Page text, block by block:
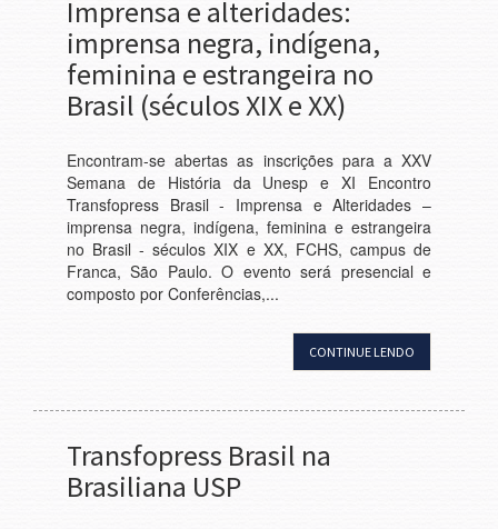
Imprensa e alteridades:
imprensa negra, indígena,
feminina e estrangeira no
Brasil (séculos XIX e XX)
Encontram-se abertas as inscrições para a XXV
Semana de História da Unesp e XI Encontro
Transfopress Brasil - Imprensa e Alteridades –
imprensa negra, indígena, feminina e estrangeira
no Brasil - séculos XIX e XX, FCHS, campus de
Franca, São Paulo. O evento será presencial e
composto por Conferências,...
CONTINUE LENDO
Transfopress Brasil na
Brasiliana USP